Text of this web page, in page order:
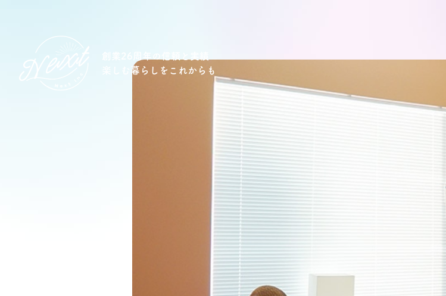
創業26周年の信頼と実績
楽しむ暮らしをこれからも
住宅商品
イベント
オススメ物件
オーナー様インタビュー